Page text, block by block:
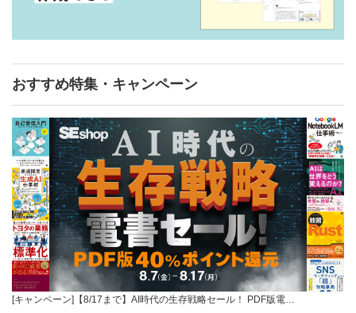
おすすめ特集・キャンペーン
[キャンペーン]【8/17まで】AI時代の生存戦略セール！ PDF版電…